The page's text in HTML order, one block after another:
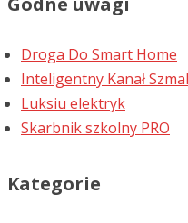
Droga Do Smart Home
Inteligentny Kanał
Luksiu elektryk
Skarbnik szkolny PRO
Kategorie